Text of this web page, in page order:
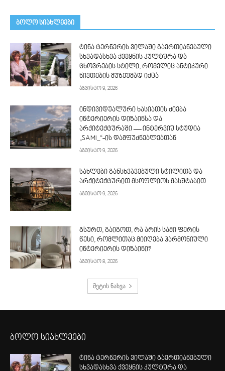
ᲑᲝᲚᲝ ᲡᲘᲐᲮᲚᲔᲔᲑᲘ
ტინა ტერნერის ვილაში გაერთიანებული
სხვადასხვა ქვეყნის კულტურა და
ცხოვრების სტილი, რომელიც ანტიკური
ნივთების მუზეუმად იქცა
აგვისტო 9, 2026
ინდივიდუალური ხასიათის ძიება
ინტერიერის დიზაინსა და
არქიტექტურაში — ინტერვიუ სტუდია
„SAMI_“-ის დამფუძნებლებთან
აგვისტო 9, 2026
სახლები განსხვავებული სტილითა და
არქიტექტურით მსოფლიოს მასშტაბით
აგვისტო 9, 2026
გსურთ, გაიგოთ, რა არის სამი ფერის
წესი, რომლითაც მიიღება ჰარმონიული
ინტერიერის დიზაინი?
აგვისტო 8, 2026
მეტის ნახვა
ბოლო სიახლეები
ტინა ტერნერის ვილაში გაერთიანებული
სხვადასხვა ქვეყნის კულტურა და